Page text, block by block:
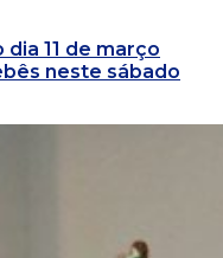
11 de março
neste sábado